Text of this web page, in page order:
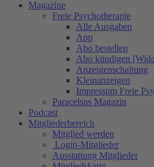
Magazine
Freie Psychotherapie
Alle Ausgaben
App
Abo bestellen
Abo kündigen
Anzeigenschaltung
Kleinanzeigen
Impressum Freie
Paracelsus Magazin
Podcast
Mitgliederbereich
Mitglied werden
Login-Mitglieder
Ausstattung Mitglieder